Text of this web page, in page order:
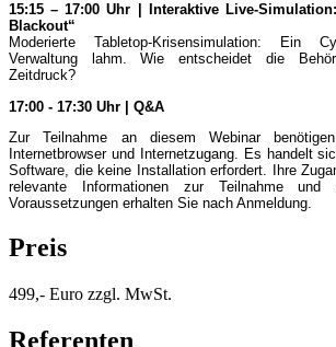
15:15 – 17:00 Uhr | Interaktive Live-
Blackout“
Moderierte Tabletop-Krisensimulation: Ein
Verwaltung lahm. Wie entscheidet die
Zeitdruck?
17:00 - 17:30 Uhr | Q&A
Zur Teilnahme an diesem Webinar
Internetbrowser und Internetzugang. Es handelt
Software, die keine Installation erfordert. Ihre
relevante Informationen zur Teilnahme
Voraussetzungen erhalten Sie nach Anmeldung.
Preis
499,- Euro zzgl. MwSt.
Referenten